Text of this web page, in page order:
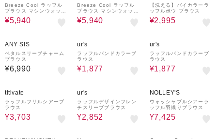
Breeze Cool ラッフル
ブラウス マシンウォッシ
ャブル 吸水速乾 通気性
UVカット
¥5,940
Breeze Cool ラッフル
ブラウス マシンウォッシ
ャブル 吸水速乾 通気性
UVカット
¥5,940
【洗える】バイカラーラ
ッフルボウ ブラウス
¥2,995
ANY SIS
ペタルスリーブチャーム
ブラウス
¥6,990
ur's
ラッフルバンドカラーブ
ラウス
¥1,877
ur's
ラッフルバンドカラーブ
ラウス
¥1,877
titivate
ラッフルフリルシアーブ
ラウス
¥3,703
ur's
ラッフルデザインフレン
チスリーブブラウス
¥2,852
NOLLEY'S
ウォッシャブルシアーラ
ッフル羽織りブラウス
¥7,425